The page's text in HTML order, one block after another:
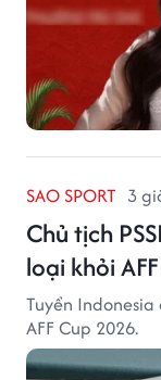
SAO SPORT 3
Chủ tịch
loại khỏi
Tuyển
AFF Cup 2026.